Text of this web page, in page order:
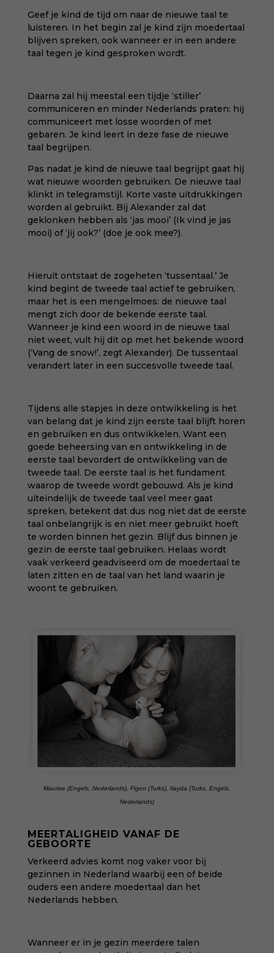
Geef je kind de tijd om naar de nieuwe taal te
luisteren. In het begin zal je kind zijn moedertaal
blijven spreken, ook wanneer er in een andere
taal tegen je kind gesproken wordt.
Daarna zal hij meestal een tijdje ‘stiller’
communiceren en minder Nederlands praten: hij
communiceert met losse woorden of met
gebaren. Je kind leert in deze fase de nieuwe
taal begrijpen.
Pas nadat je kind de nieuwe taal begrijpt gaat hij
wat nieuwe woorden gebruiken. De nieuwe taal
klinkt in telegramstijl. Korte vaste uitdrukkingen
worden al gebruikt. Bij Alexander zal dat
geklonken hebben als ‘jas mooi’ (Ik vind je jas
mooi) of ‘jij ook?’ (doe je ook mee?).
Hieruit ontstaat de zogeheten ‘tussentaal.’ Je
kind begint de tweede taal actief te gebruiken,
maar het is een mengelmoes: de nieuwe taal
mengt zich door de bekende eerste taal.
Wanneer je kind een woord in de nieuwe taal
niet weet, vult hij dit op met het bekende woord
(‘Vang de snow!’, zegt Alexander). De tussentaal
verandert later in een succesvolle tweede taal.
Tijdens alle stapjes in deze ontwikkeling is het
van belang dat je kind zijn eerste taal blijft horen
en gebruiken en dus ontwikkelen. Want een
goede beheersing van en ontwikkeling in de
eerste taal bevordert de ontwikkeling van de
tweede taal. De eerste taal is het fundament
waarop de tweede wordt gebouwd. Als je kind
uiteindelijk de tweede taal veel meer gaat
spreken, betekent dat dus nog niet dat de eerste
taal onbelangrijk is en niet meer gebruikt hoeft
te worden binnen het gezin. Blijf dus binnen je
gezin de eerste taal gebruiken. Helaas wordt
vaak verkeerd geadviseerd om de moedertaal te
laten zitten en de taal van het land waarin je
woont te gebruiken.
Maurice (Engels, Nederlands), Figen (Turks), Ilayda (Turks, Engels,
Nederlands)
MEERTALIGHEID VANAF DE
GEBOORTE
Verkeerd advies komt nog vaker voor bij
gezinnen in Nederland waarbij een of beide
ouders een andere moedertaal dan het
Nederlands hebben.
Wanneer er in je gezin meerdere talen